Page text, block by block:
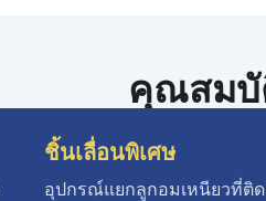
คุณสมบั
ชิ้นเลื่อนพิเศษ
อุปกรณ์แยกลูกอมเหนียวที่ติ